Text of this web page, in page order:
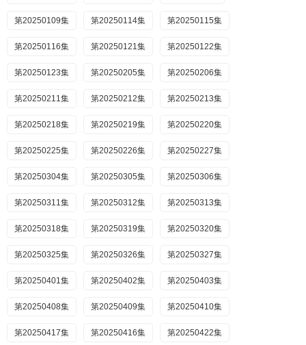
第20250109集 第20250114集 第20250115集
第20250116集 第20250121集 第20250122集
第20250123集 第20250205集 第20250206集
第20250211集 第20250212集 第20250213集
第20250218集 第20250219集 第20250220集
第20250225集 第20250226集 第20250227集
第20250304集 第20250305集 第20250306集
第20250311集 第20250312集 第20250313集
第20250318集 第20250319集 第20250320集
第20250325集 第20250326集 第20250327集
第20250401集 第20250402集 第20250403集
第20250408集 第20250409集 第20250410集
第20250417集 第20250416集 第20250422集